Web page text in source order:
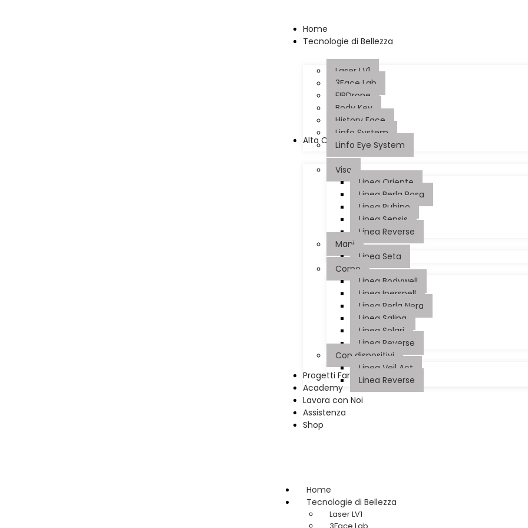
Home
Tecnologie di Bellezza
Laser LV1
3Face Lab
FIRDrone
Body Key
History Face
Linfo System
Linfo Eye System
Alta Cosmesi
Viso
Linea Oriente
Linea Perla Rosa
Linea Rubino
Linea Sensis
Linea Reverse
Mani
Linea Seta
Corpo
Linea Bodywell
Linea Ipersnell
Linea Perla Nera
Linea Salina
Linea Solari
Linea Reverse
Con dispositivi
Linea Veil Act
Linea Reverse
Progetti Farmacia
Academy
Lavora con Noi
Assistenza
Shop
Home
Tecnologie di Bellezza
Laser LV1